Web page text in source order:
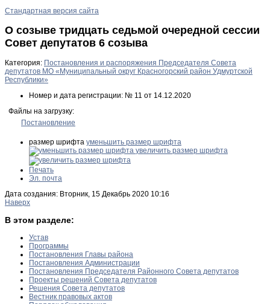
Стандартная версия сайта
О созыве тридцать седьмой очередной сессии
Совет депутатов 6 созыва
Категория: Постановления и распоряжения Председателя Совета
депутатов МО «Муниципальный округ Красногорский район Удмуртской
Республики»
Номер и дата регистрации: № 11 от 14.12.2020
Файлы на загрузку:
Постановление
размер шрифта уменьшить размер шрифта
увеличить размер шрифта
Печать
Эл. почта
Дата создания: Вторник, 15 Декабрь 2020 10:16
Наверх
В этом разделе:
Устав
Программы
Постановления Главы района
Постановления Администрации
Постановления Председателя Районного Совета депутатов
Проекты решений Совета депутатов
Решения Совета депутатов
Вестник правовых актов